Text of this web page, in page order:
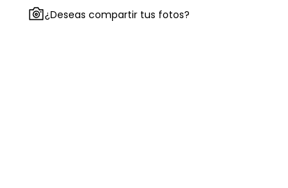
¿Deseas compartir tus fotos?